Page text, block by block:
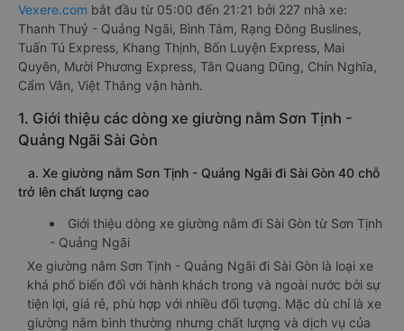
Vexere.com bắt đầu từ 05:00 đến 21:21 bởi 227 nhà xe:
Thanh Thuỷ - Quảng Ngãi, Bình Tâm, Rạng Đông Buslines,
Tuấn Tú Express, Khang Thịnh, Bốn Luyện Express, Mai
Quyên, Mười Phương Express, Tân Quang Dũng, Chín Nghĩa,
Cẩm Vân, Việt Thắng vận hành.
1. Giới thiệu các dòng xe giường nằm Sơn Tịnh -
Quảng Ngãi Sài Gòn
a. Xe giường nằm Sơn Tịnh - Quảng Ngãi đi Sài Gòn 40 chỗ
trở lên chất lượng cao
Giới thiệu dòng xe giường nằm đi Sài Gòn từ Sơn Tịnh
- Quảng Ngãi
Xe giường nằm Sơn Tịnh - Quảng Ngãi đi Sài Gòn là loại xe
khá phổ biến đối với hành khách trong và ngoài nước bởi sự
tiện lợi, giá rẻ, phù hợp với nhiều đối tượng. Mặc dù chỉ là xe
giường nằm bình thường nhưng chất lượng và dịch vụ của